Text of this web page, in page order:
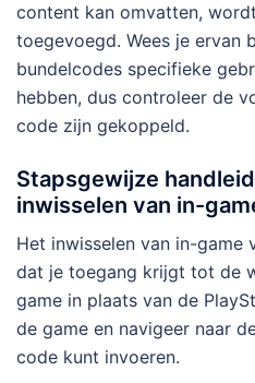
content kan omvatten,
toegevoegd. Wees je ervan
bundelcodes specifieke
hebben, dus controleer de
code zijn gekoppeld.
Stapsgewijze
inwisselen van in-
Het inwisselen van in-game
dat je toegang krijgt tot de
game in plaats van de
de game en navigeer naar
code kunt invoeren.